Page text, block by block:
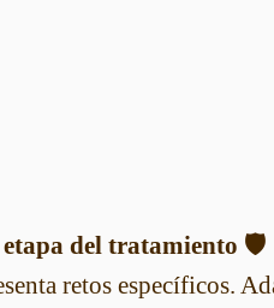
del tratamiento 🛡️
retos específicos.